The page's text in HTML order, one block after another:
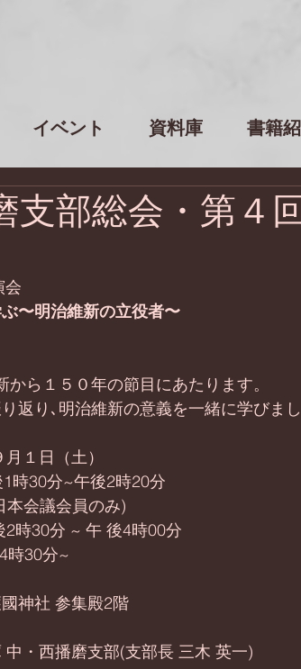
イベント 資料庫 書籍
支部総会・第４
会
〜明治維新の立役者〜
ら１５０年の節目にあたります。
返り､明治維新の意義を一緒に学びまし
１日（土）
30分~午後2時20分
員のみ)
30分 ~ 午 後4時00分
30分~
神社 参集殿2階
・西播磨支部(支部長 三木 英一)